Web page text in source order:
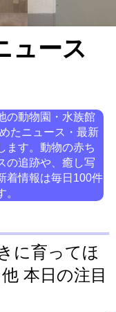
ュース
の動物園・水族館
たニュース・最新
ます。動物の赤ち
の追跡や、癒し写
着情報は毎日100件
に育ってほ
本日の注目